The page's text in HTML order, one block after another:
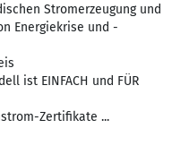
Stromerzeugung und
Energiekrise und -
ist EINFACH und FÜR
Zertifikate ...